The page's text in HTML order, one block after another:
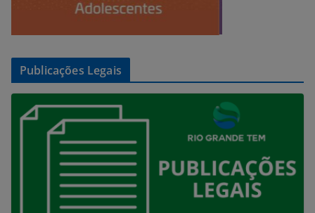
Publicações Legais